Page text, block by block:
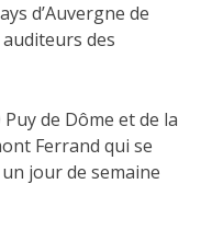
d’Auvergne de
des
de Dôme et de la
Ferrand qui se
jour de semaine